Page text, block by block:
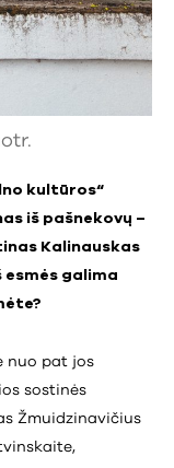
kultūros“
iš pašnekovų –
Kalinauskas
galima
nuo pat jos
sostinės
Žmuidzinavičius